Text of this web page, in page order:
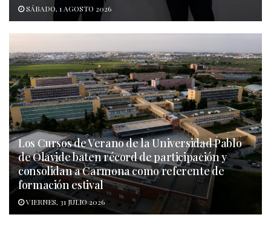
SÁBADO, 1 AGOSTO 2026
Los Cursos de Verano de la Universidad Pablo
de Olavide baten récord de participación y
consolidan a Carmona como referente de
formación estival
VIERNES, 31 JULIO 2026